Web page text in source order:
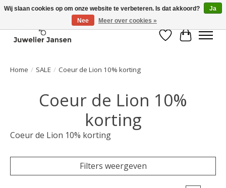
Verlanglijst
Home / SALE / Coeur de Lion 10% korting
Coeur de Lion 10%
korting
Coeur de Lion 10% korting
Filters weergeven
Wij slaan cookies op om onze website te verbeteren. Is dat akkoord?
Ja
Nee
Meer over cookies »